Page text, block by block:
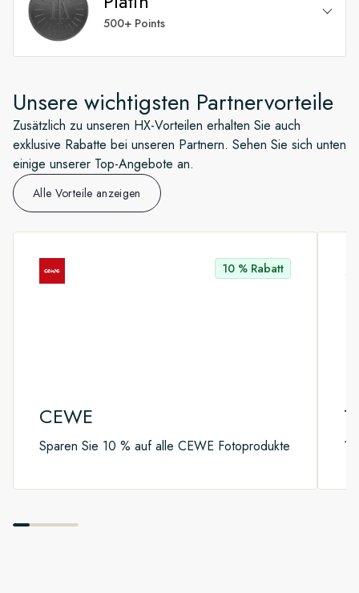
beiden Tagen nach Einschiffung
Zugang zum Loyalty und Future Cruise Manager an
Geburtstagsüberraschung
Führung hinter die Kulissen*
500+ Points
Kostenlose Spa-Behandlung (25 Minuten)*
Kostenloses gedrucktes Fototagebuch
Preisgarantie* Flexible Buchung jederzeit möglich
– keine Änderungsgebühren*
Kostenlose Kabinen-Upgrades (30 Tage vor
Abreise)*
Unsere wichtigsten Partnervorteile
Zusätzlich zu unseren HX-Vorteilen erhalten Sie auch
exklusive Rabatte bei unseren Partnern. Sehen Sie sich unten
einige unserer Top-Angebote an.
Alle Vorteile anzeigen
10 % Rabatt
CEWE
Sparen Sie 10 % auf alle CEWE Fotoprodukte